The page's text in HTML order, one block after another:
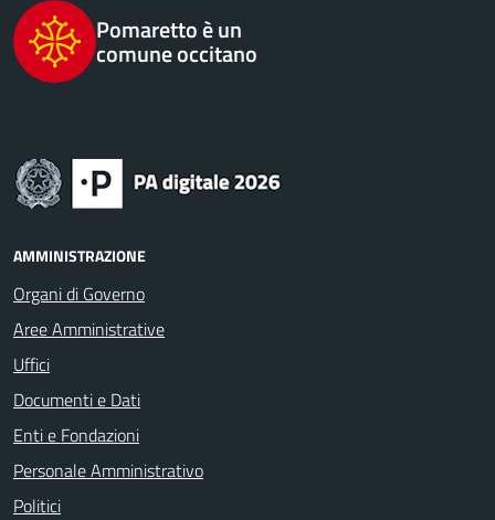
Pomaretto è un
comune occitano
AMMINISTRAZIONE
Organi di Governo
Aree Amministrative
Uffici
Documenti e Dati
Enti e Fondazioni
Personale Amministrativo
Politici